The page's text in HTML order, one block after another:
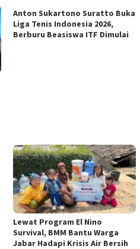
Anton Sukartono Suratto Buka
Liga Tenis Indonesia 2026,
Berburu Beasiswa ITF Dimulai
Lewat Program El Nino
Survival, BMM Bantu Warga
Jabar Hadapi Krisis Air Bersih